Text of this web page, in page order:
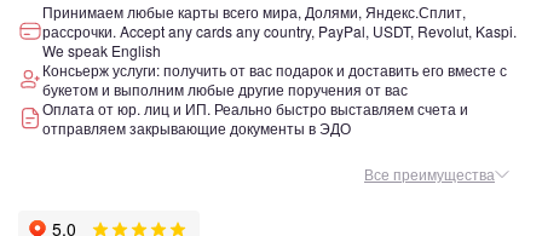
Принимаем любые карты всего мира, Долями, Яндекс.Сплит,
рассрочки. Accept any cards any country, PayPal, USDT, Revolut, Kaspi.
We speak English
Консьерж услуги: получить от вас подарок и доставить его вместе с
букетом и выполним любые другие поручения от вас
Оплата от юр. лиц и ИП. Реально быстро выставляем счета и
отправляем закрывающие документы в ЭДО
Все преимущества